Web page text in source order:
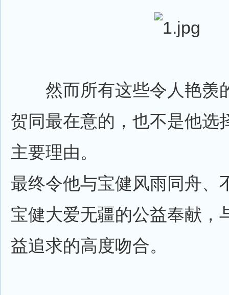
然而所有这些令人艳羡
贺同最在意的，也不是他选
主要理由。
最终令他与宝健风雨同舟、
宝健大爱无疆的公益奉献，
益追求的高度吻合。